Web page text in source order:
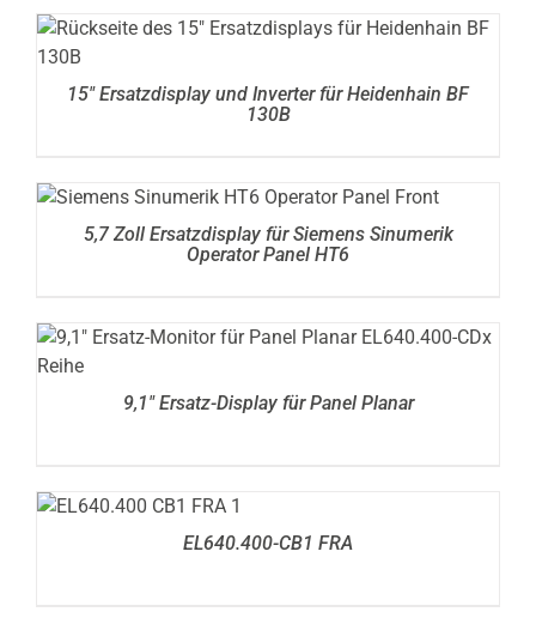
15″ Ersatzdisplay und Inverter für Heidenhain BF
130B
DETAILS
5,7 Zoll Ersatzdisplay für Siemens Sinumerik
Operator Panel HT6
9,1″ Ersatz-Display für Panel Planar
DETAILS
EL640.400-CB1 FRA